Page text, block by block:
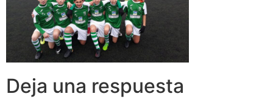
Deja una respuesta